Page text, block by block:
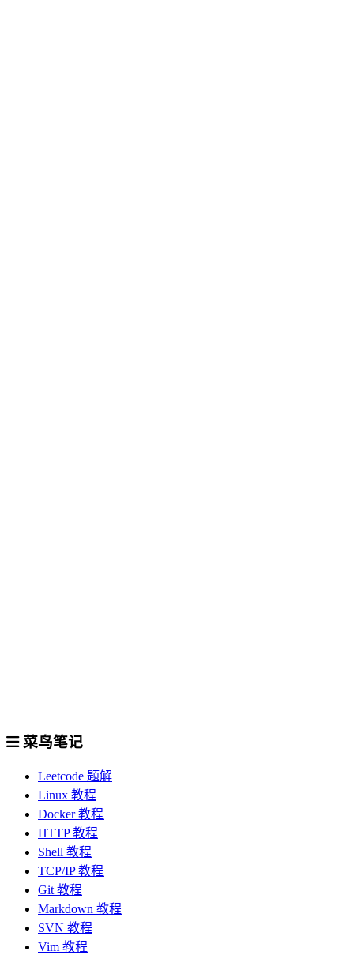
菜鸟笔记
Leetcode 题解
Linux 教程
Docker 教程
HTTP 教程
Shell 教程
TCP/IP 教程
Git 教程
Markdown 教程
SVN 教程
Vim 教程